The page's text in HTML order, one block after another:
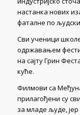
настанка нових
фаталне по
Сви ученици
одржавањем
на сајту Грин
куће.
Филмови са
прилагођени су
за младе људе,